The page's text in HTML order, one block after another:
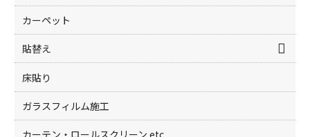
カーペット
貼替え
床貼り
ガラスフィルム施工